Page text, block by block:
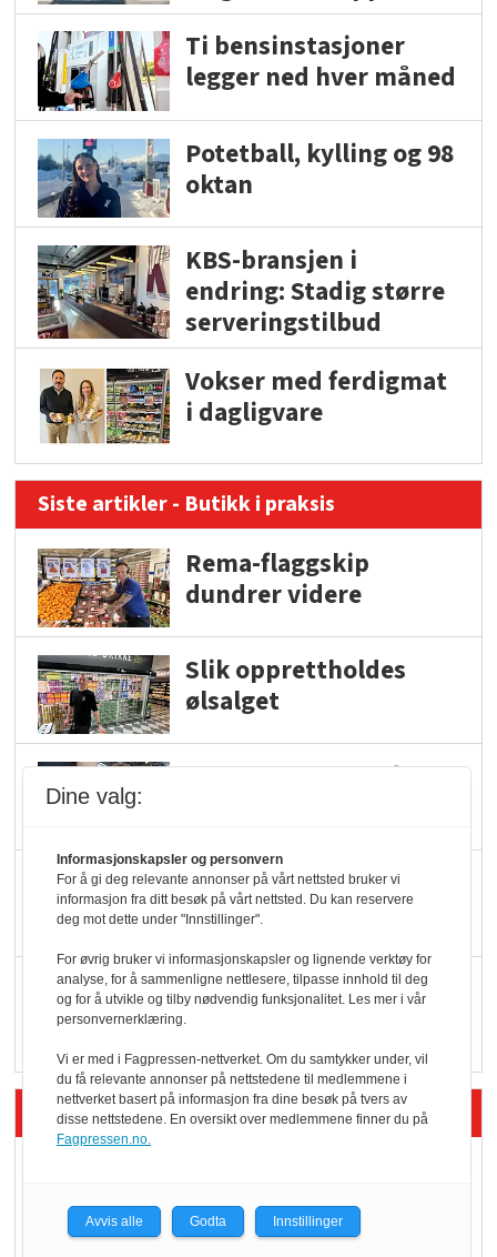
Ti bensinstasjoner
legger ned hver måned
Potetball, kylling og 98
oktan
KBS-bransjen i
endring: Stadig større
serveringstilbud
Vokser med ferdigmat
i dagligvare
Siste artikler - Butikk i praksis
Rema-flaggskip
dundrer videre
Slik opprettholdes
ølsalget
Færre varer, men fulle
KI lager mat i butikken
Q passerte 1 milliard i
Rema i 2025
Siste artikler - Økologisk
yoghurt: Trues av
melkemangel
Dine valg:
Informasjonskapsler og personvern
For å gi deg relevante annonser på vårt nettsted bruker vi
informasjon fra ditt besøk på vårt nettsted. Du kan reservere
deg mot dette under "Innstillinger".
For øvrig bruker vi informasjonskapsler og lignende verktøy for
analyse, for å sammenligne nettlesere, tilpasse innhold til deg
og for å utvikle og tilby nødvendig funksjonalitet. Les mer i vår
personvernerklæring.
Vi er med i Fagpressen-nettverket. Om du samtykker under, vil
du få relevante annonser på nettstedene til medlemmene i
nettverket basert på informasjon fra dine besøk på tvers av
disse nettstedene. En oversikt over medlemmene finner du på
Fagpressen.no.
Avvis alle Godta Innstillinger